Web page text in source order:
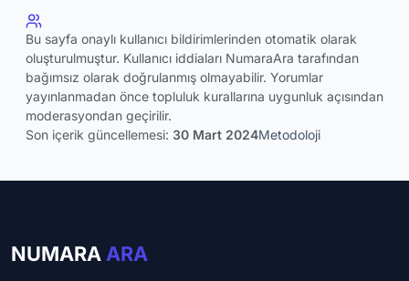
Bu sayfa onaylı kullanıcı bildirimlerinden otomatik olarak
oluşturulmuştur. Kullanıcı iddiaları NumaraAra tarafından
bağımsız olarak doğrulanmış olmayabilir. Yorumlar
yayınlanmadan önce topluluk kurallarına uygunluk açısından
moderasyondan geçirilir.
Son içerik güncellemesi: 30 Mart 2024Metodoloji
NUMARA ARA